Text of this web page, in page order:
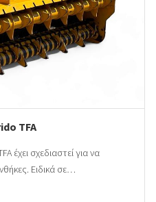
TFA
έχει σχεδιαστεί για να
Ειδικά σε…